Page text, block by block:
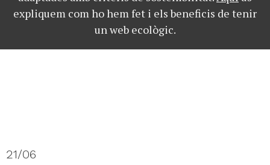
expliquem com ho hem fet i els beneficis de tenir
un web ecològic.
21/06